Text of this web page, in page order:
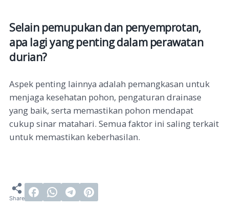
Selain pemupukan dan penyemprotan,
apa lagi yang penting dalam perawatan
durian?
Aspek penting lainnya adalah pemangkasan untuk
menjaga kesehatan pohon, pengaturan drainase
yang baik, serta memastikan pohon mendapat
cukup sinar matahari. Semua faktor ini saling terkait
untuk memastikan keberhasilan.